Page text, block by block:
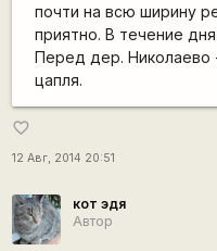
почти на всю ширину
приятно. В течение
Перед дер. Николаево
цапля.
favorite_border
12 Авг, 2014 20:51
кот эдя
Автор